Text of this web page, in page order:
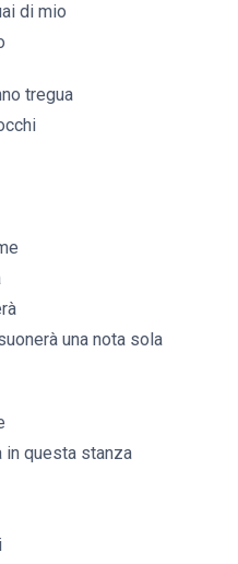
di mio
tregua
una nota sola
in questa stanza